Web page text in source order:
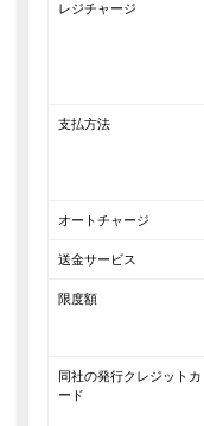
レジチャージ
支払方法
オートチャージ
送金サービス
限度額
同社の発行クレジットカ
ード